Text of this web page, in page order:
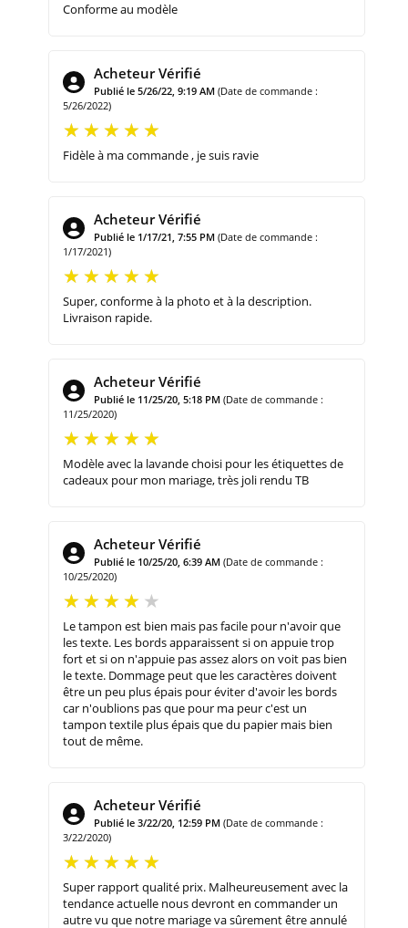
Conforme au modèle
Acheteur Vérifié
Publié le 5/26/22, 9:19 AM (Date de commande :
5/26/2022)
Fidèle à ma commande , je suis ravie
Acheteur Vérifié
Publié le 1/17/21, 7:55 PM (Date de commande :
1/17/2021)
Super, conforme à la photo et à la description.
Livraison rapide.
Acheteur Vérifié
Publié le 11/25/20, 5:18 PM (Date de commande :
11/25/2020)
Modèle avec la lavande choisi pour les étiquettes de
cadeaux pour mon mariage, très joli rendu TB
Acheteur Vérifié
Publié le 10/25/20, 6:39 AM (Date de commande :
10/25/2020)
Le tampon est bien mais pas facile pour n'avoir que
les texte. Les bords apparaissent si on appuie trop
fort et si on n'appuie pas assez alors on voit pas bien
le texte. Dommage peut que les caractères doivent
être un peu plus épais pour éviter d'avoir les bords
car n'oublions pas que pour ma peur c'est un
tampon textile plus épais que du papier mais bien
tout de même.
Acheteur Vérifié
Publié le 3/22/20, 12:59 PM (Date de commande :
3/22/2020)
Super rapport qualité prix. Malheureusement avec la
tendance actuelle nous devront en commander un
autre vu que notre mariage va sûrement être annulé